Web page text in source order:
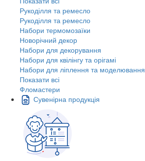
Рукоділля та ремесло
Рукоділля та ремесло
Набори термомозаїки
Новорічний декор
Набори для декорування
Набори для квілінгу та орігамі
Набори для ліплення та моделювання
Показати всі
Фломастери
Сувенірна продукція